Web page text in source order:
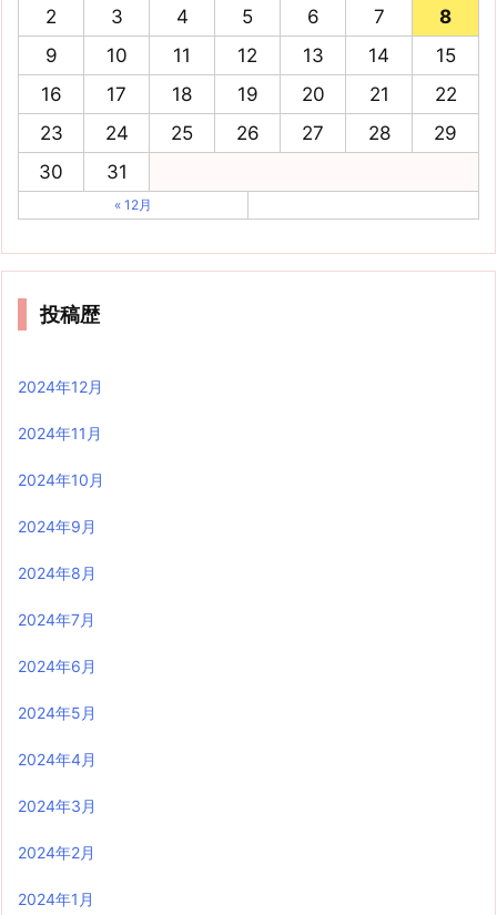
2
3 4 5 6 7
8
9
10 11 12 13 14
15
16
17 18 19 20 21
22
23
24 25 26 27 28
29
30
31
« 12月
投稿歴
2024年12月
2024年11月
2024年10月
2024年9月
2024年8月
2024年7月
2024年6月
2024年5月
2024年4月
2024年3月
2024年2月
2024年1月